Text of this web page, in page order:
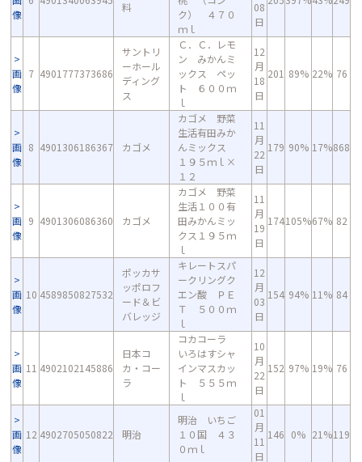
像
料
ク） ４７０
ｍｌ
08
日
画
像
7 4901777373686
サントリ
ーホール
ディング
ス
Ｃ．Ｃ．レモ
ン みかんミ
ックス ペッ
ト ６００ｍ
ｌ
12
月
18
日
201 89% 22% 76
画
像
8 4901306186367 カゴメ
カゴメ 野菜
生活有田みか
んミックス
１９５ｍｌ×
１２
11
月
22
日
179 90% 17%868
画
像
9 4901306086360 カゴメ
カゴメ 野菜
生活１００有
田みかんミッ
クス１９５ｍ
ｌ
11
月
19
日
174105%67% 82
画
像
10 4589850827532
ポッカサ
ッポロフ
ード＆ビ
バレッジ
キレートスパ
ークリングク
エン酸 ＰＥ
Ｔ ５００ｍ
ｌ
12
月
03
日
154 94% 11% 84
画
像
11 4902102145886
日本コ
カ・コー
ラ
コカコーラ
いろはすシャ
インマスカッ
ト ５５５ｍ
ｌ
10
月
22
日
152 97% 19% 76
画
像
12 4902705050822 明治
明治 いちご
１０国 ４３
０ｍｌ
01
月
11
日
146 0% 21%119